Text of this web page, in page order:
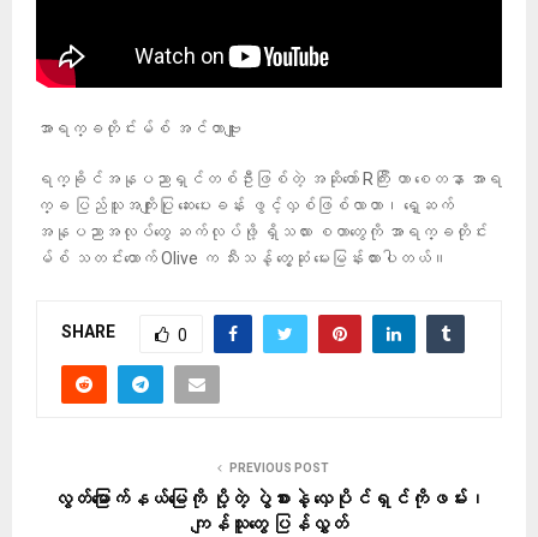
အာရက္ခတိုင်းမ်စ် အင်တာဗျူး
ရက္ခိုင်အနုပညာရှင်တစ်ဦးဖြစ်တဲ့ အဆိုတော် Rကြီး ဟာ စေတနာ အာရ
က္ခ ပြည်သူအကျိုးပြု ဆေးပေးခန်း ဖွင့်လှစ်ဖြစ်လာတာ၊ ရှေ့ဆက်
အနုပညာအလုပ်တွေ ဆက်လုပ်ဖို့ ရှိသလား စတာတွေကို အာရက္ခတိုင်း
မ်စ် သတင်းထောက် Olive က သီးသန့် တွေ့ဆုံ မေးမြန်းထားပါတယ်။
SHARE 0
PREVIOUS POST
လွတ်မြောက်နယ်မြေကို ပို့တဲ့ ပွဲစားနဲ့ လှေပိုင်ရှင်ကိုဖမ်း၊
ကျန်သူတွေ ပြန်လွှတ်